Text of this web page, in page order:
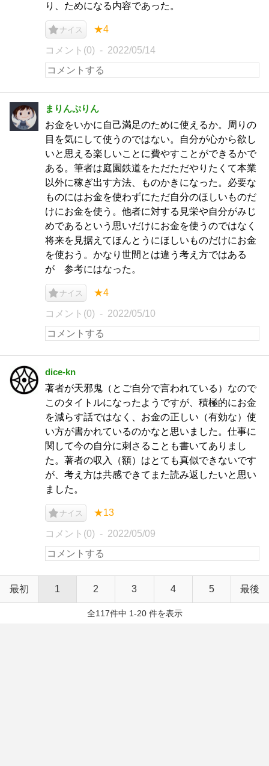
り、ためになる内容であった。
ナイス ★4
コメント(0) 2022/05/14
まりんぷりん
お金をいかに自己満足のために使えるか。周りの
目を気にして使うのではない。自分が心から欲し
いと思える楽しいことに費やすことができるかで
ある。筆者は庭園鉄道をただただやりたくて本業
以外に稼ぎ出す方法、ものかきになった。必要な
ものにはお金を使わずにただ自分のほしいものだ
けにお金を使う。他者に対する見栄や自分がみじ
めであるという思いだけにお金を使うのではなく
将来を見据えてほんとうにほしいものだけにお金
を使おう。かなり世間とは違う考え方ではある
が 参考にはなった。
ナイス ★4
コメント(0) 2022/05/10
dice-kn
著者が天邪鬼（とご自分で言われている）なので
このタイトルになったようですが、積極的にお金
を減らす話ではなく、お金の正しい（有効な）使
い方が書かれているのかなと思いました。仕事に
関して今の自分に刺さることも書いてありまし
た。著者の収入（額）はとても真似できないです
が、考え方は共感できてまた読み返したいと思い
ました。
ナイス ★13
コメント(0) 2022/05/09
最初 1 2 3 4 5 最後
全117件中 1-20 件を表示